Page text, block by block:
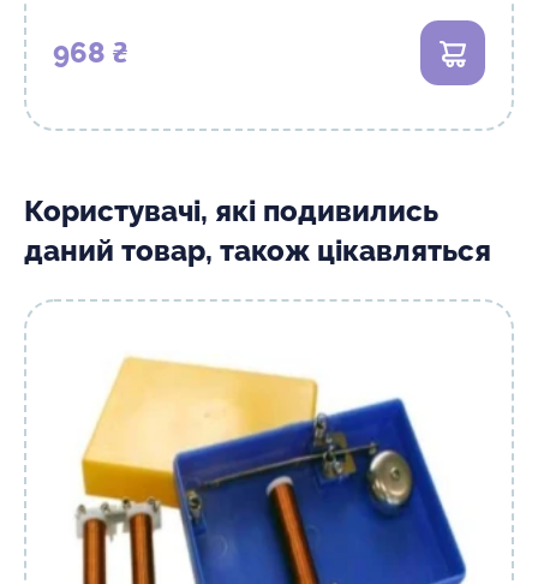
968 ₴ В кошик
Користувачі, які подивились
даний товар, також цікавляться